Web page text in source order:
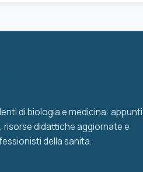
di biologia e medicina: appunti
didattiche aggiornate e
della sanita.